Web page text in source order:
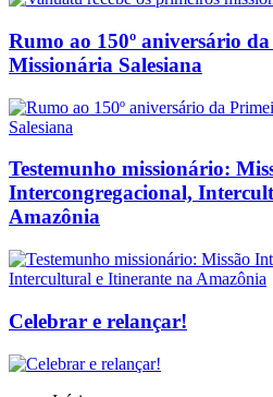
Rumo ao 150º aniversário
Missionária Salesiana
Testemunho missionário:
Intercongregacional,
Amazônia
Celebrar e relançar!